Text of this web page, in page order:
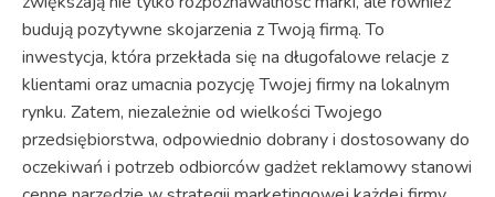
budują pozytywne skojarzenia z Twoją firmą. To
inwestycja, która przekłada się na długofalowe relacje z
klientami oraz umacnia pozycję Twojej firmy na lokalnym
rynku. Zatem, niezależnie od wielkości Twojego
przedsiębiorstwa, odpowiednio dobrany i dostosowany do
oczekiwań i potrzeb odbiorców gadżet reklamowy stanowi